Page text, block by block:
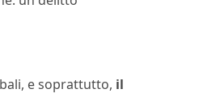
e soprattutto, il